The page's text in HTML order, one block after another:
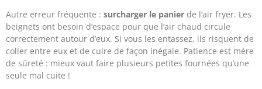
Autre erreur fréquente : surcharger le panier de l’air fryer. Les
beignets ont besoin d’espace pour que l’air chaud circule
correctement autour d’eux. Si vous les entassez, ils risquent de
coller entre eux et de cuire de façon inégale. Patience est mère
de sûreté : mieux vaut faire plusieurs petites fournées qu’une
seule mal cuite !